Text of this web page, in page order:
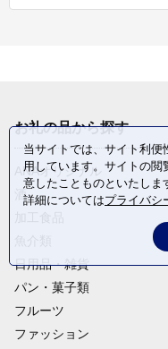
お礼の品から探す
ANAオリジナル
酒
日用品・雑貨
パン・菓子類
フルーツ
ファッション
当サイトでは、サイト利便
用しています。サイトの閲
意したことものといたしま
詳細についてはプライバシ